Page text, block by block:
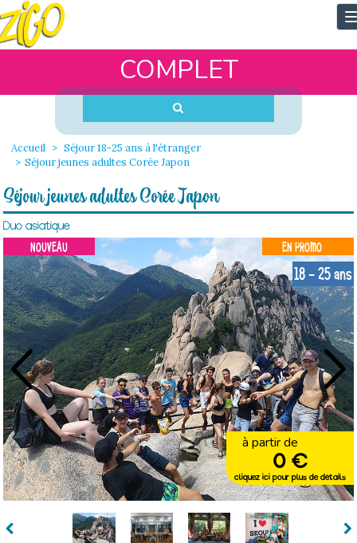
COMPLET
Accueil
Séjour 18-25 ans à l'étranger
Séjour jeunes adultes Corée Japon
Séjour jeunes adultes Corée Japon
Duo asiatique
NOUVEAU EN PROMO
18 - 25 ans
à partir de
0 €
cliquez ici pour plus de détails